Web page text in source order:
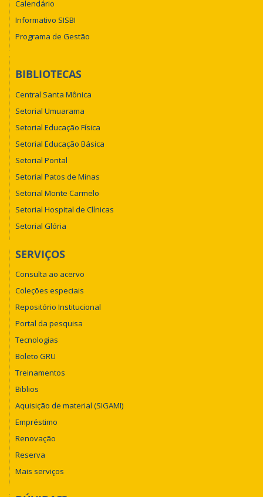
Calendário
Informativo SISBI
Programa de Gestão
BIBLIOTECAS
Central Santa Mônica
Setorial Umuarama
Setorial Educação Física
Setorial Educação Básica
Setorial Pontal
Setorial Patos de Minas
Setorial Monte Carmelo
Setorial Hospital de Clínicas
Setorial Glória
SERVIÇOS
Consulta ao acervo
Coleções especiais
Repositório Institucional
Portal da pesquisa
Tecnologias
Boleto GRU
Treinamentos
Biblios
Aquisição de material (SIGAMI)
Empréstimo
Renovação
Reserva
Mais serviços